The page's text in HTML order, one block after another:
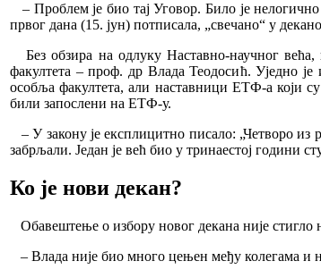
– Проблем је био тај Уговор. Било је
првог дана (15. јун) потписала, „свечано“ у
Без обзира на одлуку Наставно-научног већа,
факултета – проф. др Влада Теодосић. Уједно
особља факултета, али наставници ЕТФ-а који
били запослени на ЕТФ-у.
– У закону је експлицитно писало: „Четворо из
забрљали. Један је већ био у тринаестој години
Ко је нови декан?
Обавештење о избору новог декана није стигло
– Влада није био много цењен међу колегама и